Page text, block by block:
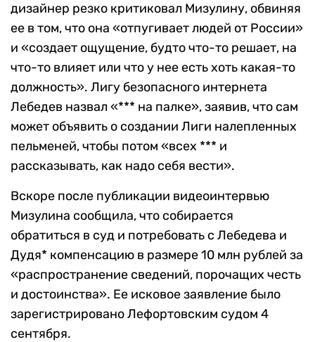
дизайнер резко критиковал Мизулину, обвиняя
ее в том, что она «отпугивает людей от России»
и «создает ощущение, будто что-то решает, на
что-то влияет или что у нее есть хоть какая-то
должность». Лигу безопасного интернета
Лебедев назвал «*** на палке», заявив, что сам
может объявить о создании Лиги налепленных
пельменей, чтобы потом «всех *** и
рассказывать, как надо себя вести».
Вскоре после публикации видеоинтервью
Мизулина сообщила, что собирается
обратиться в суд и потребовать с Лебедева и
Дудя* компенсацию в размере 10 млн рублей за
«распространение сведений, порочащих честь
и достоинства». Ее исковое заявление было
зарегистрировано Лефортовским судом 4
сентября.